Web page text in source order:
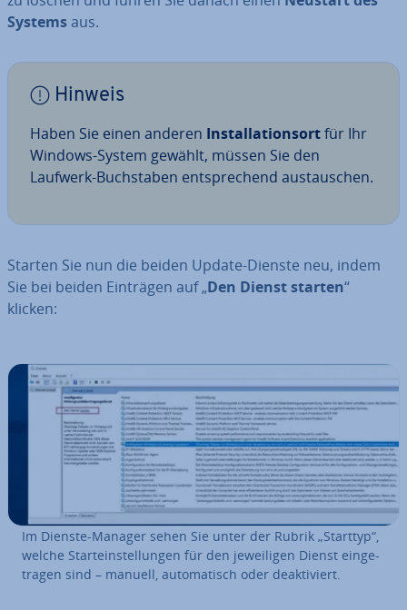
Systemsaus.
Hinweis
Haben Sie einen anderen In­stal­la­ti­ons­ortfür Ihr
Windows-System gewählt, müssen Sie den
Laufwerk-Buch­sta­ben ent­spre­chend aus­tau­schen.
Starten Sie nun die beiden Update-Dienste neu, indem
Sie bei beiden Einträgen auf „Den Dienst starten“
klicken:
Im Dienste-Manager sehen Sie unter der Rubrik „Starttyp“,
welche Star­t­ein­stel­lun­gen für den je­wei­li­gen Dienst ein­ge­
tra­gen sind – manuell, au­to­ma­tisch oder de­ak­ti­viert.